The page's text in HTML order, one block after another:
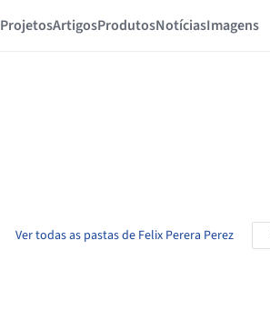
ProjetosArtigosProdutosNotíciasImagens
Ver todas as pastas de Felix Perera Perez